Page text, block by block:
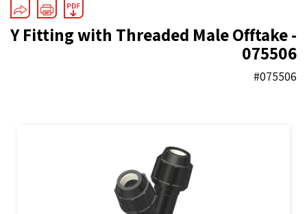
Y Fitting with Threaded Male Offtake -
075506
#075506